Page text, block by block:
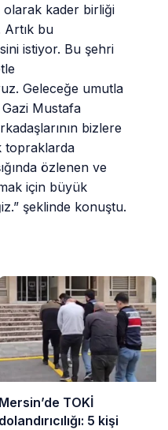
olarak kader birliği
Artık bu
istiyor. Bu şehri
Geleceğe umutla
Mustafa
bizlere
topraklarda
özlenen ve
için büyük
şeklinde konuştu.
Mersin’de TOKİ
dolandırıcılığı: 5 kişi